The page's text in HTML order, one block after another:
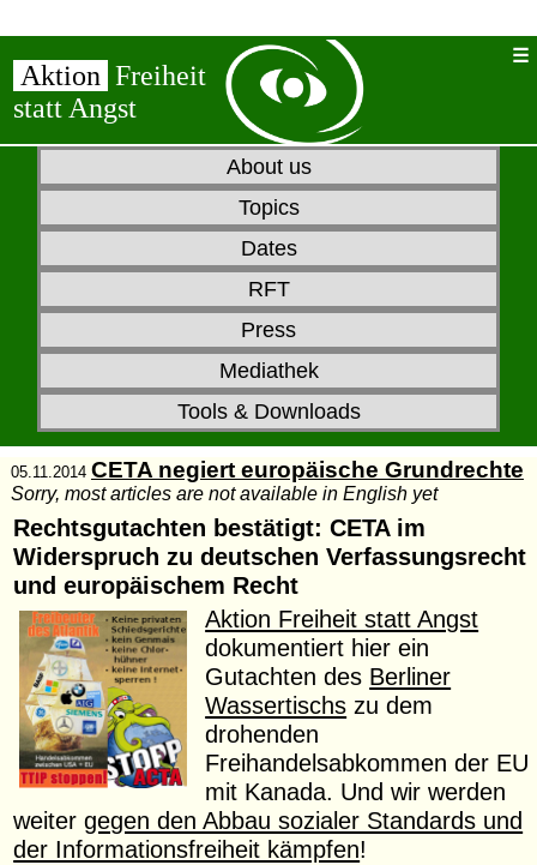
Aktion Freiheit
statt Angst
About us
Topics
Dates
RFT
Press
Mediathek
Tools & Downloads
05.11.2014 CETA negiert europäische Grundrechte
Sorry, most articles are not available in English yet
Rechtsgutachten bestätigt: CETA im
Widerspruch zu deutschen Verfassungsrecht
und europäischem Recht
Aktion Freiheit statt Angst
dokumentiert hier ein
Gutachten des Berliner
Wassertischs zu dem
drohenden
Freihandelsabkommen der EU
mit Kanada. Und wir werden
weitergegen den Abbau sozialer Standards und
der Informationsfreiheit kämpfen!